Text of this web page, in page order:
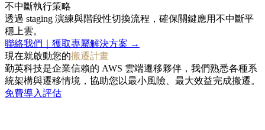
不中斷執行策略
透過 staging 演練與階段性切換流程，確保關鍵應用不中斷平
穩上雲。
聯絡我們｜獲取專屬解決方案 →
現在就啟動您的搬遷計畫
勤英科技是企業信賴的 AWS 雲端遷移夥伴，我們熟悉各種系
統架構與遷移情境，協助您以最小風險、最大效益完成搬遷。
免費導入評估